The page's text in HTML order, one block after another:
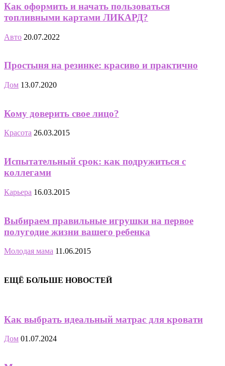
Как оформить и начать пользоваться
топливными картами ЛИКАРД?
Авто 20.07.2022
Простыня на резинке: красиво и практично
Дом 13.07.2020
Кому доверить свое лицо?
Красота 26.03.2015
Испытательный срок: как подружиться с
коллегами
Карьера 16.03.2015
Выбираем правильные игрушки на первое
полугодие жизни вашего ребенка
Молодая мама 11.06.2015
ЕЩЁ БОЛЬШЕ НОВОСТЕЙ
Как выбрать идеальный матрас для кровати
Дом 01.07.2024